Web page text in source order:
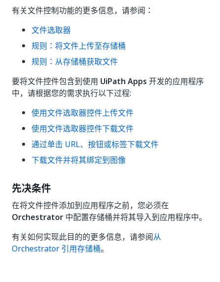
有关文件控制功能的更多信息，请参阅：
文件选取器
规则：将文件上传至存储桶
规则：从存储桶获取文件
要将文件控件包含到使用 UiPath Apps 开发的应用程序
中，请根据您的需求执行以下过程:
使用文件选取器控件上传文件
使用文件选取器控件下载文件
通过单击 URL、按钮或标签下载文件
下载文件并将其绑定到图像
先决条件
在将文件控件添加到应用程序之前，您必须在
Orchestrator 中配置存储桶并将其导入到应用程序中。
有关如何实现此目的的更多信息，请参阅从
Orchestrator 引用存储桶。